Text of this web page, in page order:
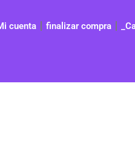
cuenta finalizar compra